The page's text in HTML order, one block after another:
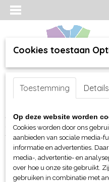
Inloggen Registreren
Home >webshop>Per merk >
Sleutelhanger> MBW
Cookies toestaan
Toestemming Details
Op deze website worden
Cookies worden door ons
aanbieden van sociale media-
informatie en advertenties.
media-, advertentie- en
over hoe u onze site gebruikt.
gebruiken in combinatie met